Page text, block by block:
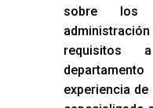
sobre los
requisitos
experiencia